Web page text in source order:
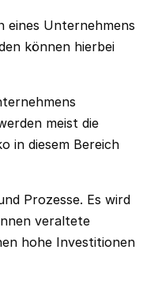
eines Unternehmens
können hierbei
meist die
in diesem Bereich
Prozesse. Es wird
veraltete
hohe Investitionen